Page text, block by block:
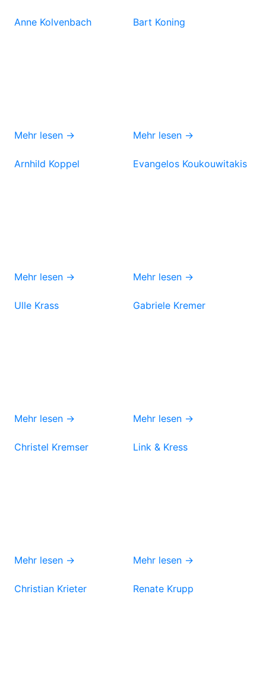
Anne Kolvenbach
Mehr lesen →
Bart Koning
Mehr lesen →
Arnhild Koppel
Mehr lesen →
Evangelos Koukouwitakis
Mehr lesen →
Ulle Krass
Mehr lesen →
Gabriele Kremer
Mehr lesen →
Christel Kremser
Mehr lesen →
Link & Kress
Mehr lesen →
Christian Krieter Renate Krupp